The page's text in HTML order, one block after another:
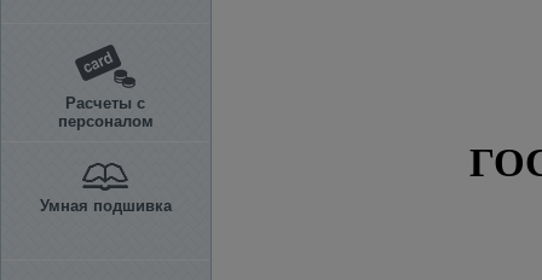
Расчеты с
персоналом
Умная подшивка